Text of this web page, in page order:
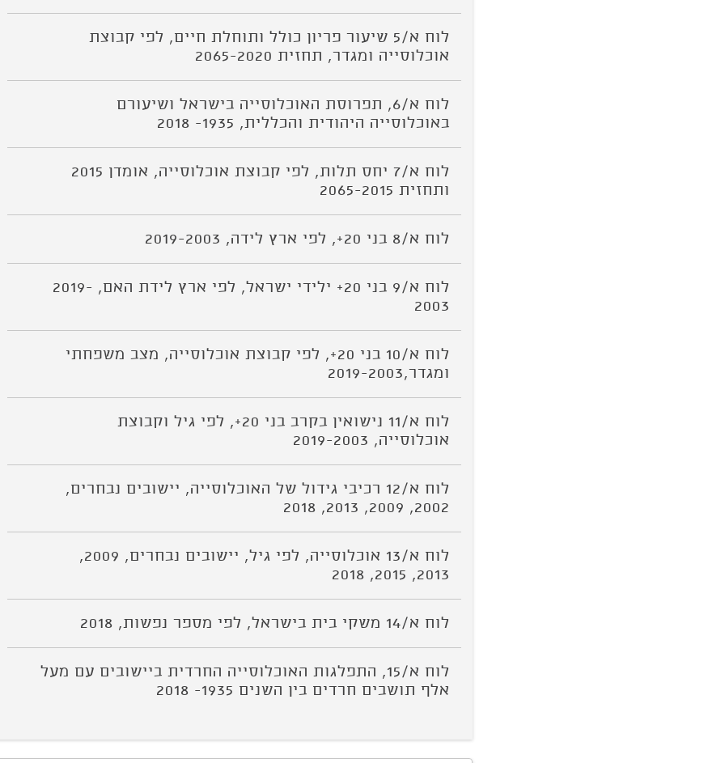
לוח א/5 שיעור פריון כולל ותוחלת חיים, לפי קבוצת
אוכלוסייה ומגדר, תחזית 2065-2020
לוח א/6, תפרוסת האוכלוסייה בישראל ושיעורם
באוכלוסייה היהודית והכללית, 1935- 2018
לוח א/7 יחס תלות, לפי קבוצת אוכלוסייה, אומדן 2015
ותחזית 2065-2015
לוח א/8 בני 20+, לפי ארץ לידה, 2019-2003
לוח א/9 בני 20+ ילידי ישראל, לפי ארץ לידת האם, 2019-
2003
לוח א/10 בני 20+, לפי קבוצת אוכלוסייה, מצב משפחתי
ומגדר,2019-2003
לוח א/11 נישואין בקרב בני 20+, לפי גיל וקבוצת
אוכלוסייה, 2019-2003
לוח א/12 רכיבי גידול של האוכלוסייה, יישובים נבחרים,
2002, 2009, 2013, 2018
לוח א/13 אוכלוסייה, לפי גיל, יישובים נבחרים, 2009,
2013, 2015, 2018
לוח א/14 משקי בית בישראל, לפי מספר נפשות, 2018
לוח א/15, התפלגות האוכלוסייה החרדית ביישובים עם מעל
אלף תושבים חרדים בין השנים 1935- 2018